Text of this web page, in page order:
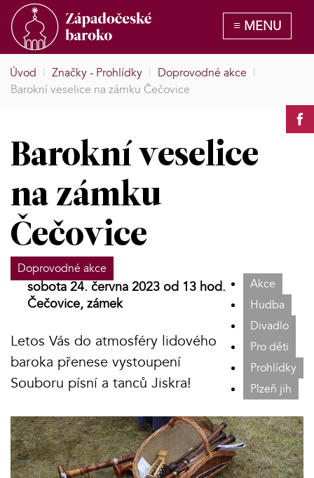
Úvod | Značky - Prohlídky | Doprovodné akce |
Barokní veselice na zámku Čečovice
Barokní veselice
na zámku
Čečovice
Doprovodné akce
Akce
Hudba
Divadlo
Pro děti
Prohlídky
Plzeň jih
sobota 24. června 2023 od 13 hod.
Čečovice, zámek
Letos Vás do atmosféry lidového
baroka přenese vystoupení
Souboru písní a tanců Jiskra!